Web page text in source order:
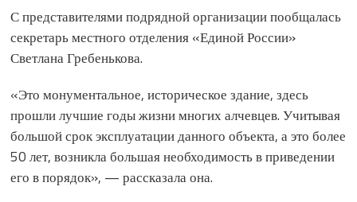
С представителями подрядной организации пообщалась
секретарь местного отделения «Единой России»
Светлана Гребенькова.
«Это монументальное, историческое здание, здесь
прошли лучшие годы жизни многих алчевцев. Учитывая
большой срок эксплуатации данного объекта, а это более
50 лет, возникла большая необходимость в приведении
его в порядок», — рассказала она.